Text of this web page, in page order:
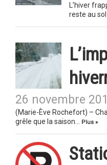
L’hiver
reste au sol
26 novembre
(Marie-Ève Rochefort) –
grêle que la saison…
Plus »